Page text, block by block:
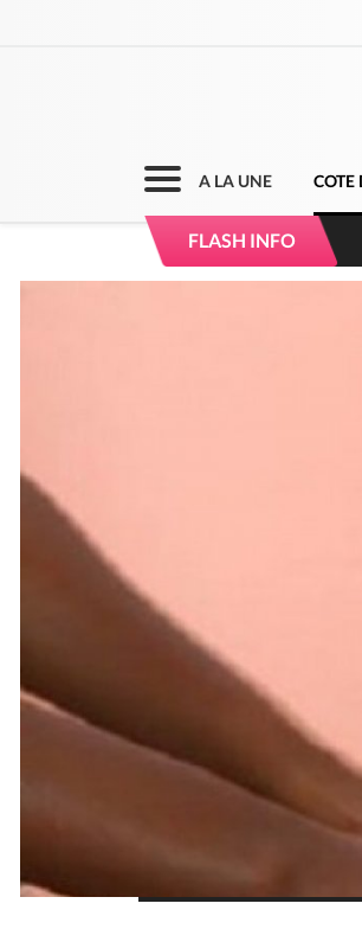
A LA UNE COTE
FLASH INFO